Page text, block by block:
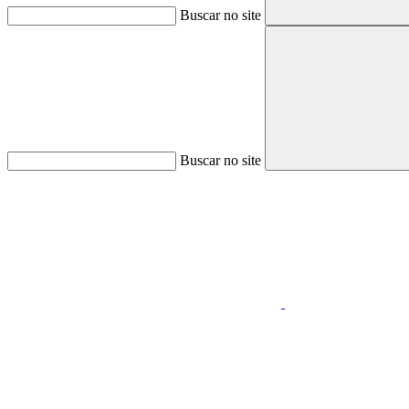
Buscar no site
Buscar no site